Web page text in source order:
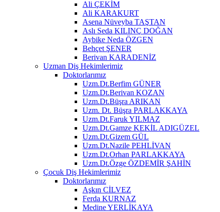
Ali ÇEKİM
Ali KARAKURT
Asena Nüveyba TAŞTAN
Aslı Seda KILINÇ DOĞAN
Aybike Neda ÖZGEN
Behçet ŞENER
Berivan KARADENİZ
Uzman Diş Hekimlerimiz
Doktorlarımız
Uzm.Dt.Berfim GÜNER
Uzm.Dt.Berivan KOZAN
Uzm.Dt.Büşra ARIKAN
Uzm. Dt. Büşra PARLAKKAYA
Uzm.Dt.Faruk YILMAZ
Uzm.Dt.Gamze KEKİL ADIGÜZEL
Uzm.Dt.Gizem GÜL
Uzm.Dt.Nazile PEHLİVAN
Uzm.Dt.Orhan PARLAKKAYA
Uzm.Dt.Özge ÖZDEMİR ŞAHİN
Çocuk Diş Hekimlerimiz
Doktorlarımız
Aşkın CİLVEZ
Ferda KURNAZ
Medine YERLİKAYA